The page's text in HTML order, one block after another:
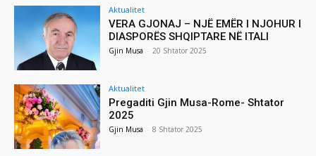
Aktualitet
VERA GJONAJ – NJË EMËR I NJOHUR I
DIASPORËS SHQIPTARE NË ITALI
Gjin Musa - 20 Shtator 2025
Aktualitet
Pregaditi Gjin Musa-Rome- Shtator
2025
Gjin Musa - 8 Shtator 2025